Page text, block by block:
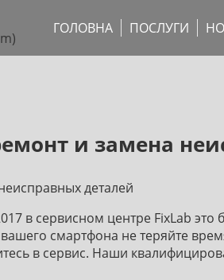
ГОЛОВНА ПОСЛУГИ
и замена
деталей
в сервисном центре FixLab
смартфона не теряйте
в сервис. Наши